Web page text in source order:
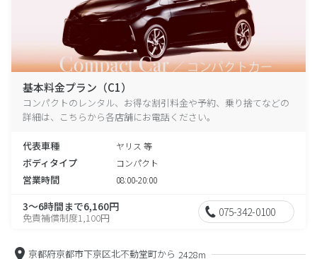
基本料金プラン（C1）
コンパクトのレンタル、お得な割引料金や予約、乗り捨てなどの
詳細は、こちらから各店舗にお電話ください。
代表車種 ヤリス 等
ボディタイプ コンパクト
営業時間 08:00-20:00
3～6時間まで6,160円
免責補償制度1,100円 075-342-0100
京都府京都市下京区北不動堂町から 2428m